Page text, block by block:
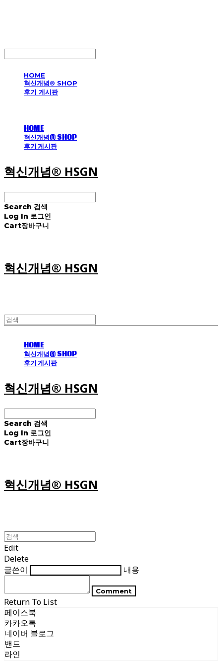
HOME
혁신개념® SHOP
후기 게시판
HOME
혁신개념® SHOP
후기 게시판
혁신개념® HSGN
Search 검색
Log In 로그인
Cart장바구니
혁신개념® HSGN
HOME
혁신개념® SHOP
후기 게시판
혁신개념® HSGN
Search 검색
Log In 로그인
Cart장바구니
혁신개념® HSGN
Edit
Delete
글쓴이
내용
Comment
Return To List
페이스북
카카오톡
네이버 블로그
밴드
라인